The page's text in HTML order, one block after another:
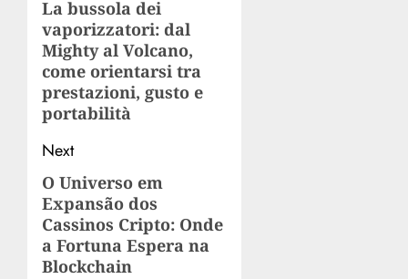
navigation
Previous
post:
La bussola dei
vaporizzatori: dal
Mighty al Volcano,
come orientarsi tra
prestazioni, gusto e
portabilità
Next
Next
post:
O Universo em
Expansão dos
Cassinos Cripto: Onde
a Fortuna Espera na
Blockchain